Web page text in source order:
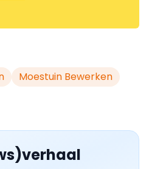
Moestuin Bewerken